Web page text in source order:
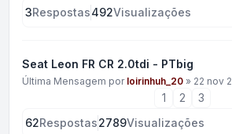
3Respostas492Visualizações
Seat Leon FR CR 2.0tdi - PTbig
Última Mensagem por loirinhuh_20 » 22 nov
1 2
3
62Respostas2789Visualizações